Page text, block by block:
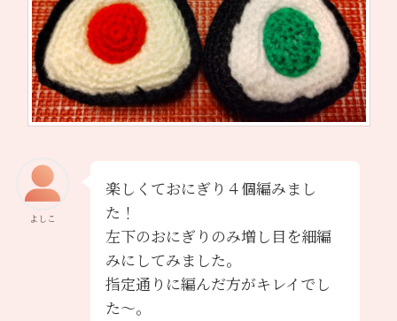
よしこ
楽しくておにぎり４個編みまし
た！
左下のおにぎりのみ増し目を細編
みにしてみました。
指定通りに編んだ方がキレイでし
た～。